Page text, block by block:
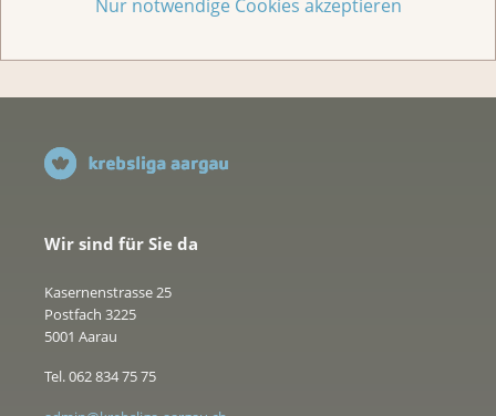
Nur notwendige Cookies akzeptieren
Wir sind für Sie da
Kasernenstrasse 25
Postfach 3225
5001 Aarau
Tel. 062 834 75 75